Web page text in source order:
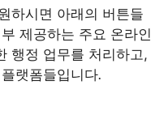
하시면 아래의 버튼들
제공하는 주요 온라인
행정 업무를 처리하고,
랫폼들입니다.